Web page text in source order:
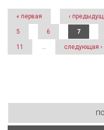
Страницы
« первая ‹
5 6 7
11 … следующая ›